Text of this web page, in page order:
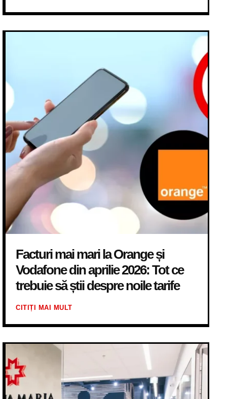
Facturi mai mari la Orange și
Vodafone din aprilie 2026: Tot ce
trebuie să știi despre noile tarife
CITIȚI MAI MULT